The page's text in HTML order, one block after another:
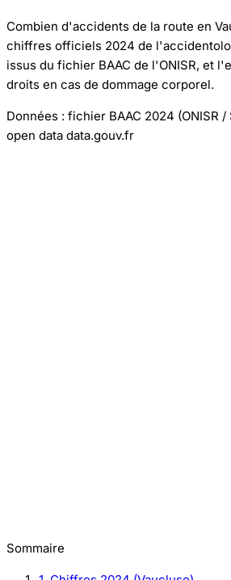
Combien d'accidents de la route en
chiffres officiels 2024 de
issus du fichier BAAC de l'ONISR, et
droits en cas de dommage corporel.
Données : fichier BAAC 2024 (ONISR
open data data.gouv.fr
Sommaire